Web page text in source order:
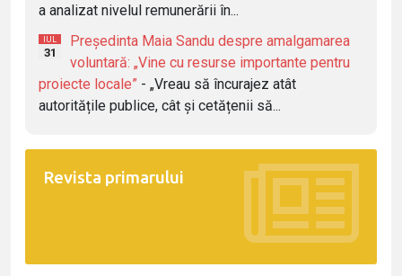
a analizat nivelul remunerării în...
IUL
31
Președinta Maia Sandu despre amalgamarea
voluntară: „Vine cu resurse importante pentru
proiecte locale” - „Vreau să încurajez atât
autoritățile publice, cât și cetățenii să...
Revista primarului